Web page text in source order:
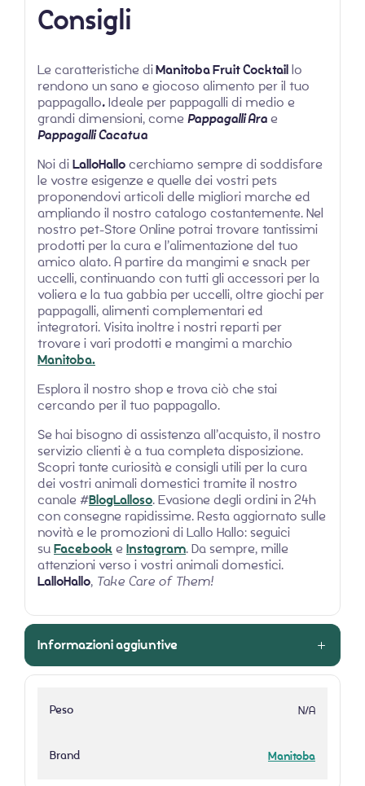
Consigli
Le caratteristiche diManitoba Fruit Cocktaillo
rendono un sano e giocoso alimento per il tuo
pappagallo.Ideale per pappagalli di medio e
grandi dimensioni, come Pappagalli Arae
Pappagalli Cacatua
Noi diLalloHallocerchiamo sempre di soddisfare
le vostre esigenze e quelle dei vostri pets
proponendovi articoli delle migliori marche ed
ampliando il nostro catalogo costantemente. Nel
nostro pet-Store Online potrai trovare tantissimi
prodotti per la cura e l’alimentazione del tuo
amico alato. A partire da mangimi e snack per
uccelli, continuando con tutti gli accessori per la
voliera e la tua gabbia per uccelli, oltre giochi per
pappagalli, alimenti complementari ed
integratori. Visita inoltre i nostri reparti per
trovare i vari prodotti e mangimi a marchio
Manitoba.
Esplora il nostro shop e trova ciò che stai
cercando per il tuo pappagallo.
Se hai bisogno di assistenza all’acquisto, il nostro
servizio clienti è a tua completa disposizione.
Scopri tante curiosità e consigli utili per la cura
dei vostri animali domestici tramite il nostro
canale #BlogLalloso. Evasione degli ordini in 24h
con consegne rapidissime. Resta aggiornato sulle
novità e le promozioni di Lallo Hallo: seguici
suFacebooke Instagram. Da sempre, mille
attenzioni verso i vostri animali domestici.
LalloHallo, Take Care of Them!
Informazioni aggiuntive
Peso N/A
Brand Manitoba